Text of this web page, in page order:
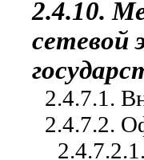
2.4.10.
сетевой
2.4.7.1.
2.4.7.2.